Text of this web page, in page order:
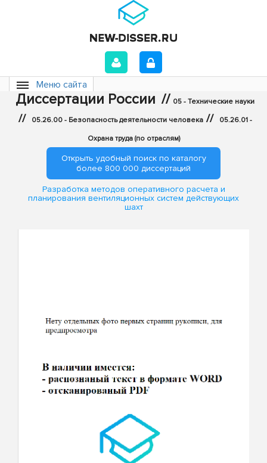
Меню сайта
Диссертации России // 05 - Технические науки
// 05.26.00 - Безопасность деятельности человека // 05.26.01 -
Охрана труда (по отраслям)
Открыть удобный поиск по каталогу
более 800 000 диссертаций
Разработка методов оперативного расчета и
планирования вентиляционных систем действующих
шахт